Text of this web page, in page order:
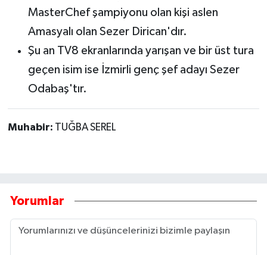
MasterChef şampiyonu olan kişi aslen
Amasyalı olan Sezer Dirican'dır.
Şu an TV8 ekranlarında yarışan ve bir üst tura
geçen isim ise İzmirli genç şef adayı Sezer
Odabaş'tır.
Muhabir: TUĞBA SEREL
Yorumlar